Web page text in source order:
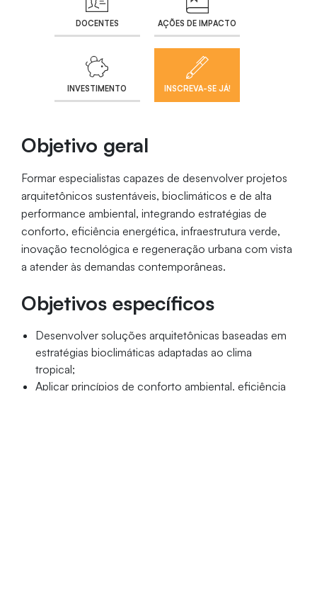
DOCENTES AÇÕES DE IMPACTO
INVESTIMENTO INSCREVA-SE JÁ!
Objetivo geral
Formar especialistas capazes de desenvolver projetos
arquitetônicos sustentáveis, bioclimáticos e de alta
performance ambiental, integrando estratégias de
conforto, eficiência energética, infraestrutura verde,
inovação tecnológica e regeneração urbana com vista
a atender às demandas contemporâneas.
Objetivos específicos
Desenvolver soluções arquitetônicas baseadas em
estratégias bioclimáticas adaptadas ao clima
tropical;
Aplicar princípios de conforto ambiental, eficiência